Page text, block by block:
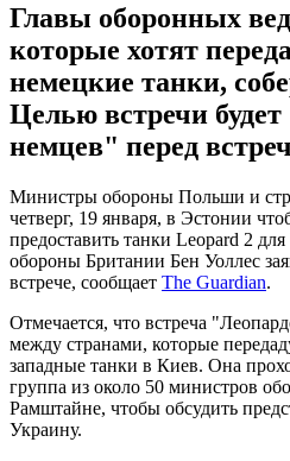
Главы оборонных
которые хотят
немецкие танки,
Целью встречи будет
немцев" перед
Министры обороны Польши и
четверг, 19 января, в Эстонии
предоставить танки Leopard 2
обороны Британии Бен Уоллес
встрече, сообщает The Guardian.
Отмечается, что встреча
между странами, которые
западные танки в Киев. Она
группа из около 50 министров
Рамштайне, чтобы обсудить
Украину.